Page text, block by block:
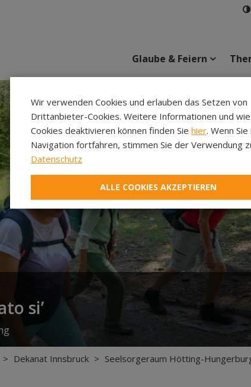
Glaube & Feiern
si’
> Dekanat Innsbruck > Seelsorgeraum Hötting-
Wir verwenden Cookies und erlauben das Setzen von
Drittanbieter-Cookies. Weitere Informationen und wie
Cookies deaktivieren können finden Sie hier. Wenn
Navigation fortfahren, stimmen Sie der Verwendung
Datenschutz
ALLE COOKIES AKZEPTIEREN